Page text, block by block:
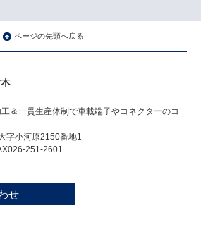
ページの先頭へ戻る
＆一貫生産体制で車載端子やコネクターのコ
字小河原2150番地1
251-2601
せ